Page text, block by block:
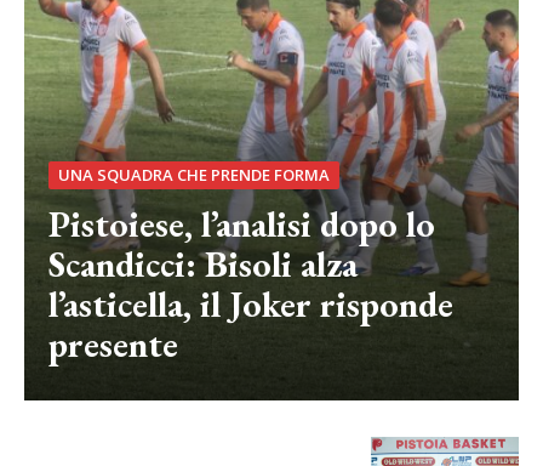
UNA SQUADRA CHE PRENDE FORMA
Pistoiese, l’analisi dopo lo
Scandicci: Bisoli alza
l’asticella, il Joker risponde
presente